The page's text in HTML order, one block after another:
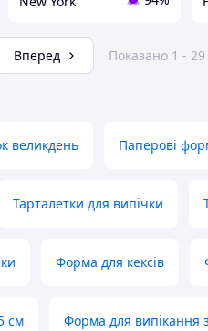
Вперед Показано 1 - 29
великдень Паперові
Тарталетки для випічки
Форма для кексів
см Форма для випікання